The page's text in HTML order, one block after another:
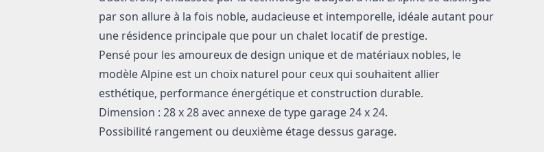
par son allure à la fois noble, audacieuse et intemporelle, idéale autant pour
une résidence principale que pour un chalet locatif de prestige.
Pensé pour les amoureux de design unique et de matériaux nobles, le
modèle Alpine est un choix naturel pour ceux qui souhaitent allier
esthétique, performance énergétique et construction durable.
Dimension : 28 x 28 avec annexe de type garage 24 x 24.
Possibilité rangement ou deuxième étage dessus garage.